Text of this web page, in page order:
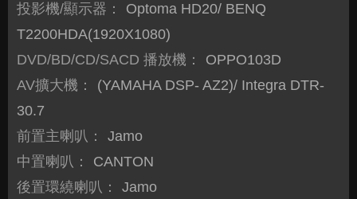
投影機/顯示器：
Optoma HD20/ BENQ
T2200HDA(1920X1080)
DVD/BD/CD/SACD 播放機：
OPPO103D
AV擴大機：
(YAMAHA DSP- AZ2)/ Integra DTR-
30.7
前置主喇叭：
Jamo
中置喇叭：
CANTON
後置環繞喇叭：
Jamo